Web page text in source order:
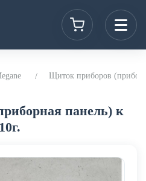
Щиток приборов
панель) к